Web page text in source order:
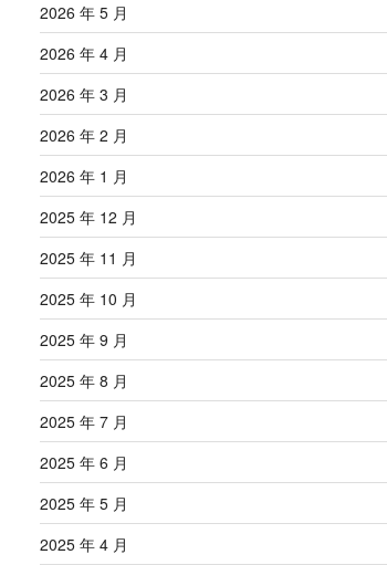
2026 年 5 月
2026 年 4 月
2026 年 3 月
2026 年 2 月
2026 年 1 月
2025 年 12 月
2025 年 11 月
2025 年 10 月
2025 年 9 月
2025 年 8 月
2025 年 7 月
2025 年 6 月
2025 年 5 月
2025 年 4 月